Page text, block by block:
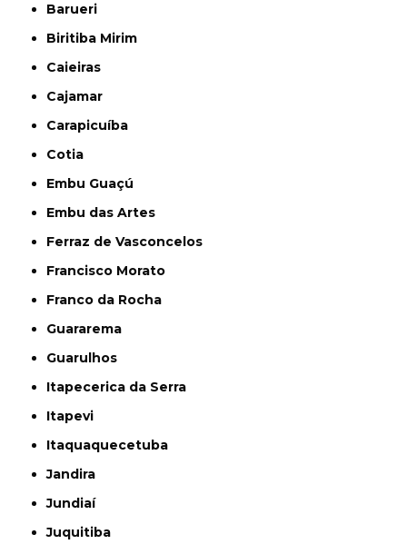
Barueri
Biritiba Mirim
Caieiras
Cajamar
Carapicuíba
Cotia
Embu Guaçú
Embu das Artes
Ferraz de Vasconcelos
Francisco Morato
Franco da Rocha
Guararema
Guarulhos
Itapecerica da Serra
Itapevi
Itaquaquecetuba
Jandira
Jundiaí
Juquitiba